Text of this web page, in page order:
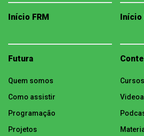
Início FRM Início
Futura
Quem somos
Como assistir
Programação
Projetos